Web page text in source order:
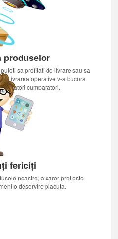
produselor
sa profitati de livrare sau sa
operative v-a bucura
cumparatori.
fericiți
noastre, a caror pret este
o deservire placuta.